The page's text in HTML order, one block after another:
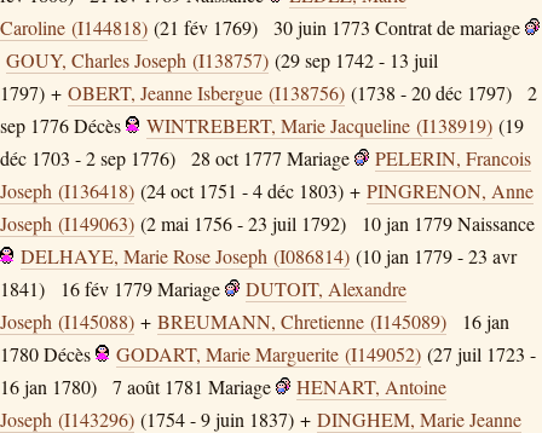
Caroline (I144818) (21 fév 1769) 30 juin 1773 Contrat de mariage
GOUY, Charles Joseph (I138757) (29 sep 1742 - 13 juil
1797) + OBERT, Jeanne Isbergue (I138756) (1738 - 20 déc 1797)
2
sep 1776Décès WINTREBERT, Marie Jacqueline (I138919) (19
déc 1703 - 2 sep 1776)
28 oct 1777 Mariage
PELERIN, Francois
Joseph (I136418) (24 oct 1751 - 4 déc 1803) + PINGRENON, Anne
Joseph (I149063) (2 mai 1756 - 23 juil 1792) 10 jan 1779Naissance
DELHAYE, Marie Rose Joseph (I086814) (10 jan 1779 - 23 avr
1841)
16 fév 1779Mariage
DUTOIT, Alexandre
Joseph (I145088) + BREUMANN, Chretienne (I145089)
16 jan
1780Décès GODART, Marie Marguerite (I149052) (27 juil 1723 -
16 jan 1780)
7 août 1781 Mariage
HENART, Antoine
Joseph (I143296) (1754 - 9 juin 1837) + DINGHEM, Marie Jeanne